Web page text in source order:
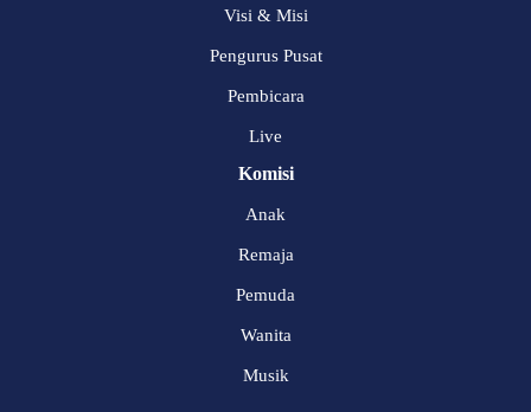
Visi & Misi
Pengurus Pusat
Pembicara
Live
Komisi
Anak
Remaja
Pemuda
Wanita
Musik